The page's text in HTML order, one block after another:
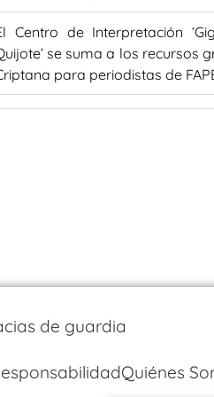
Centro de Interpretación
se suma a los recursos
para periodistas de
de guardia
Quiénes